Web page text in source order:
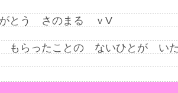
とう さのまる ｖV
もらったことの ないひとが い